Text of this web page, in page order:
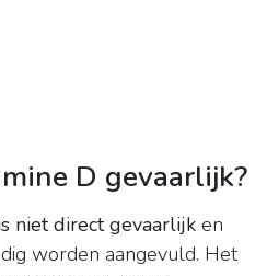
D gevaarlijk?
niet direct gevaarlijk en
worden aangevuld. Het